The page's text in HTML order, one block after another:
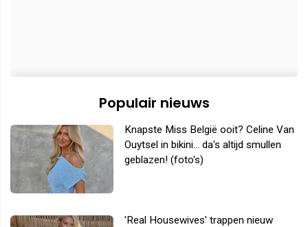
Populair nieuws
Knapste Miss België ooit? Celine Van
Ouytsel in bikini... da's altijd smullen
geblazen! (foto's)
'Real Housewives' trappen nieuw